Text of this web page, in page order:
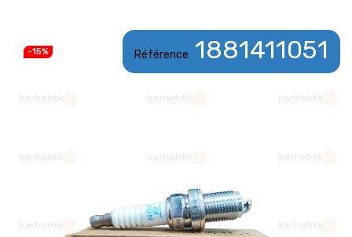
-15% Référence 1881411051